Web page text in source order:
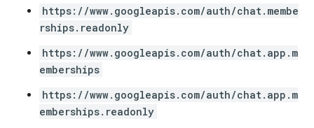
https://www.googleapis.com/auth/chat.membe
rships.readonly
https://www.googleapis.com/auth/chat.app.m
emberships
https://www.googleapis.com/auth/chat.app.m
emberships.readonly